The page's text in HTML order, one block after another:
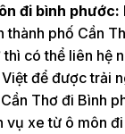
đi bình phước:
thành phố Cần
thì có thể liên hệ
để được trải
Thơ đi Bình
vụ xe từ ô môn